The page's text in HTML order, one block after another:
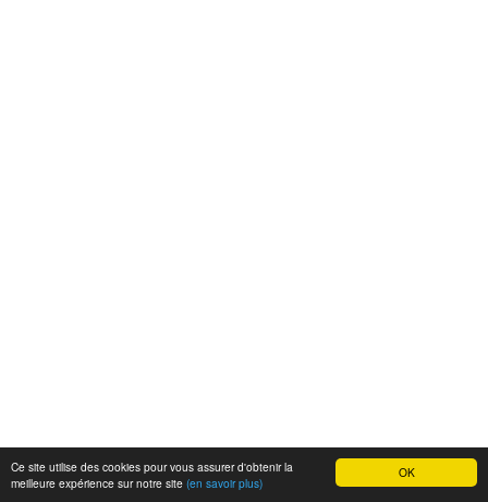
OK
Ce site utilise des cookies pour vous assurer d'obtenir la
meilleure expérience sur notre site (en savoir plus)